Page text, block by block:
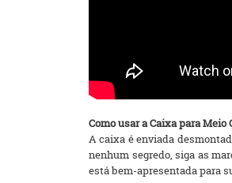
Como usar a Caixa para Meio
A caixa é enviada
nenhum segredo, siga as
está bem-apresentada para